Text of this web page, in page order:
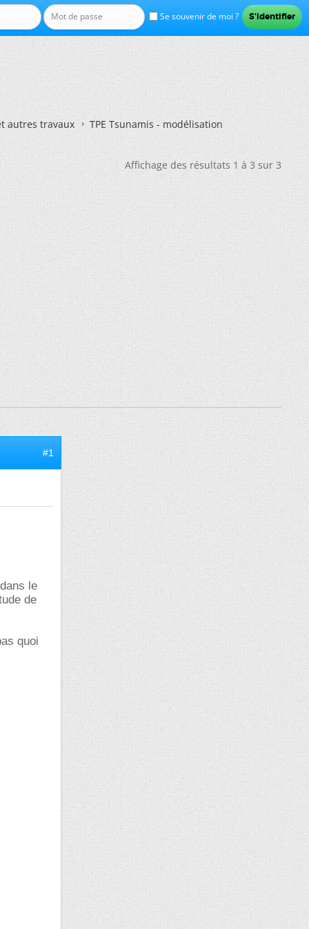
Se souvenir de moi ?
autres travaux TPE Tsunamis - modélisation
Affichage des résultats 1 à 3 sur 3
#1
le
de
quoi